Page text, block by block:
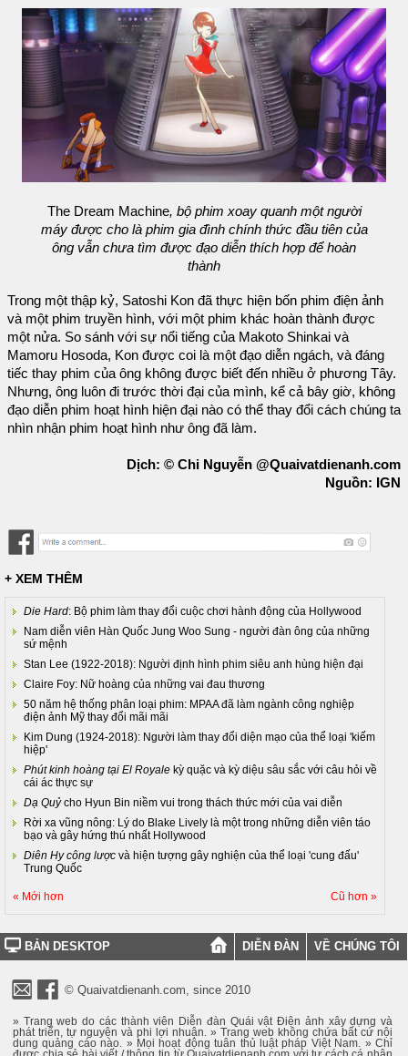
The Dream Machine, bộ phim xoay quanh một người
máy được cho là phim gia đình chính thức đầu tiên của
ông vẫn chưa tìm được đạo diễn thích hợp để hoàn
thành
Trong một thập kỷ, Satoshi Kon đã thực hiện bốn phim điện ảnh
và một phim truyền hình, với một phim khác hoàn thành được
một nửa. So sánh với sự nổi tiếng của Makoto Shinkai và
Mamoru Hosoda, Kon được coi là một đạo diễn ngách, và đáng
tiếc thay phim của ông không được biết đến nhiều ở phương Tây.
Nhưng, ông luôn đi trước thời đại của mình, kể cả bây giờ, không
đạo diễn phim hoạt hình hiện đại nào có thể thay đổi cách chúng ta
nhìn nhận phim hoạt hình như ông đã làm.
Dịch: © Chi Nguyễn @Quaivatdienanh.com
Nguồn: IGN
+ XEM THÊM
Die Hard: Bộ phim làm thay đổi cuộc chơi hành động của Hollywood
Nam diễn viên Hàn Quốc Jung Woo Sung - người đàn ông của những
sứ mệnh
Stan Lee (1922-2018): Người định hình phim siêu anh hùng hiện đại
Claire Foy: Nữ hoàng của những vai đau thương
50 năm hệ thống phân loại phim: MPAA đã làm ngành công nghiệp
điện ảnh Mỹ thay đổi mãi mãi
Kim Dung (1924-2018): Người làm thay đổi diện mạo của thể loại 'kiếm
hiệp'
Phút kinh hoàng tại El Royale kỳ quặc và kỳ diệu sâu sắc với câu hỏi về
cái ác thực sự
Dạ Quỷcho Hyun Bin niềm vui trong thách thức mới của vai diễn
Rời xa vũng nông: Lý do Blake Lively là một trong những diễn viên táo
bạo và gây hứng thú nhất Hollywood
Diên Hy công lược và hiện tượng gây nghiện của thể loại 'cung đấu'
Trung Quốc
« Mới hơn Cũ hơn »
BẢN DESKTOP DIỄN ĐÀN VỀ CHÚNG TÔI
© Quaivatdienanh.com, since 2010
» Trang web do các thành viên Diễn đàn Quái vật Điện ảnh xây dựng và
phát triển, tự nguyện và phi lợi nhuận. » Trang web không chứa bất cứ nội
dung quảng cáo nào. » Mọi hoạt động tuân thủ luật pháp Việt Nam. » Chỉ